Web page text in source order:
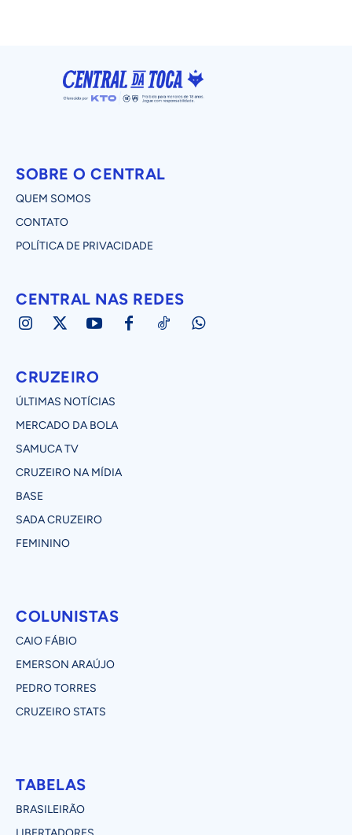
SOBRE O CENTRAL
QUEM SOMOS
CONTATO
POLÍTICA DE PRIVACIDADE
CENTRAL NAS REDES
CRUZEIRO
ÚLTIMAS NOTÍCIAS
MERCADO DA BOLA
SAMUCA TV
CRUZEIRO NA MÍDIA
BASE
SADA CRUZEIRO
FEMININO
COLUNISTAS
CAIO FÁBIO
EMERSON ARAÚJO
PEDRO TORRES
CRUZEIRO STATS
TABELAS
BRASILEIRÃO